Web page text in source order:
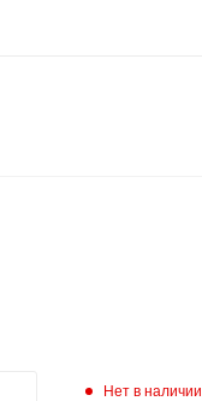
Нет в наличии